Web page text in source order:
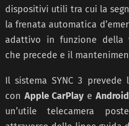
dispositivi utili tra cui la
la frenata automatica
adattivo in funzione della
che precede e il
Il sistema SYNC 3
con Apple CarPlaye
un’utile telecamera